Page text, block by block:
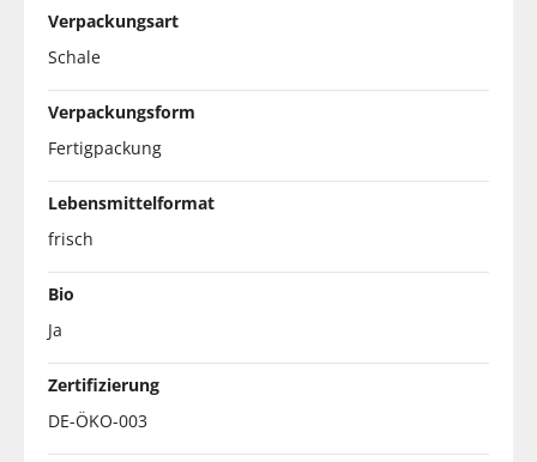
Verpackungsart
Schale
Verpackungsform
Fertigpackung
Lebensmittelformat
frisch
Bio
Ja
Zertifizierung
DE-ÖKO-003